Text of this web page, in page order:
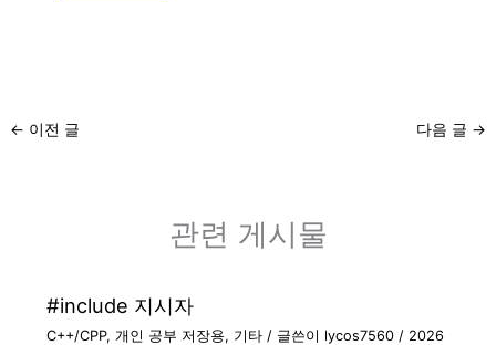
← 이전 글 다음 글 →
관련 게시물
#include 지시자
C++/CPP, 개인 공부 저장용, 기타/ 글쓴이 lycos7560 / 2026